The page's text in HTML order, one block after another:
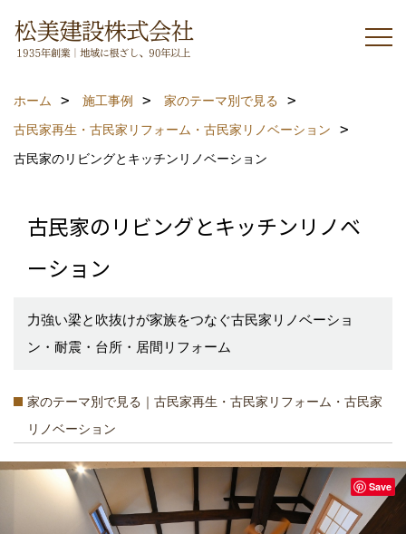
ホーム 施工事例
家のテーマ別で見る
古民家再生・古民家リフォーム・古民家リノベーション
古民家のリビングとキッチンリノベーション
古民家のリビングとキッチンリノベ
ーション
力強い梁と吹抜けが家族をつなぐ古民家リノベーショ
ン・耐震・台所・居間リフォーム
家のテーマ別で見る｜古民家再生・古民家リフォーム・古民家
リノベーション
Save